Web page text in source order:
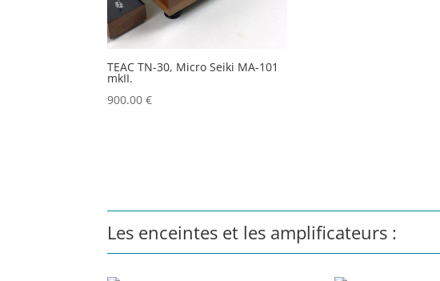
TEAC TN-30, Micro Seiki MA-101
mkII.
900.00€
Les enceintes et les amplificateurs :